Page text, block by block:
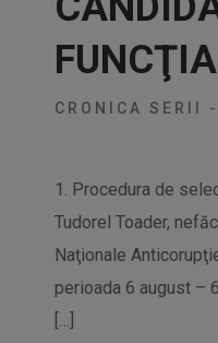
CRONICA SERII -
1. Procedura de
Tudorel Toader,
Naţionale
perioada 6 august –
[…]